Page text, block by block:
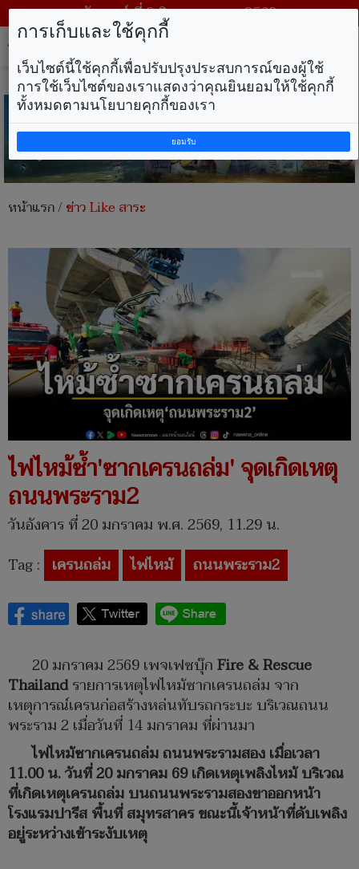
วันเสาร์ ที่ 8 สิงหาคม พ.ศ. 2569
หน้าแรก/ข่าว Like สาระ
ไฟไหม้ซ้ำ'ซากเครนถล่ม' จุดเกิดเหตุ
ถนนพระราม2
วันอังคาร ที่ 20 มกราคม พ.ศ. 2569, 11.29 น.
Tag : เครนถล่ม ไฟไหม้ ถนนพระราม2
20 มกราคม 2569 เพจเฟซบุ๊กFire & Rescue
Thailandรายการเหตุไฟไหม้ซากเครนถล่ม จาก
เหตุการณ์เครนก่อสร้างหล่นทับรถกระบะ บริเวณถนน
พระราม 2 เมื่อวันที่ 14 มกราคม ที่ผ่านมา
ไฟไหม้ซากเครนถล่ม ถนนพระรามสอง เมื่อเวลา
11.00 น. วันที่ 20 มกราคม 69 เกิดเหตุเพลิงไหม้ บริเวณ
ที่เกิดเหตุเครนถล่ม บนถนนพระรามสองขาออกหน้า
โรงแรมปารีส พื้นที่ สมุทรสาคร ขณะนี้เจ้าหน้าที่ดับเพลิง
อยู่ระหว่างเข้าระงับเหตุ
การเก็บและใช้คุกกี้
เว็บไซต์นี้ใช้คุกกี้เพื่อปรับปรุงประสบการณ์ของผู้ใช้
การใช้เว็บไซต์ของเราแสดงว่าคุณยินยอมให้ใช้คุกกี้
ทั้งหมดตามนโยบายคุกกี้ของเรา
ยอมรับ